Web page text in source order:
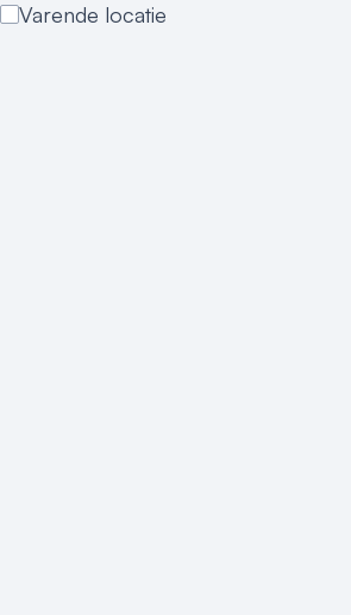
Varende locatie